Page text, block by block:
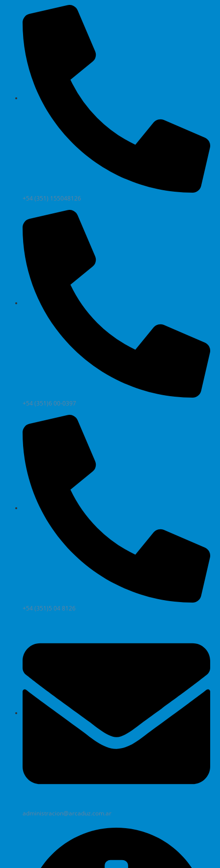
+54 (351) 155048126
+54 (351)6 00-0397
+54 (351)5 04 8126
administracion@arcaduz.com.ar